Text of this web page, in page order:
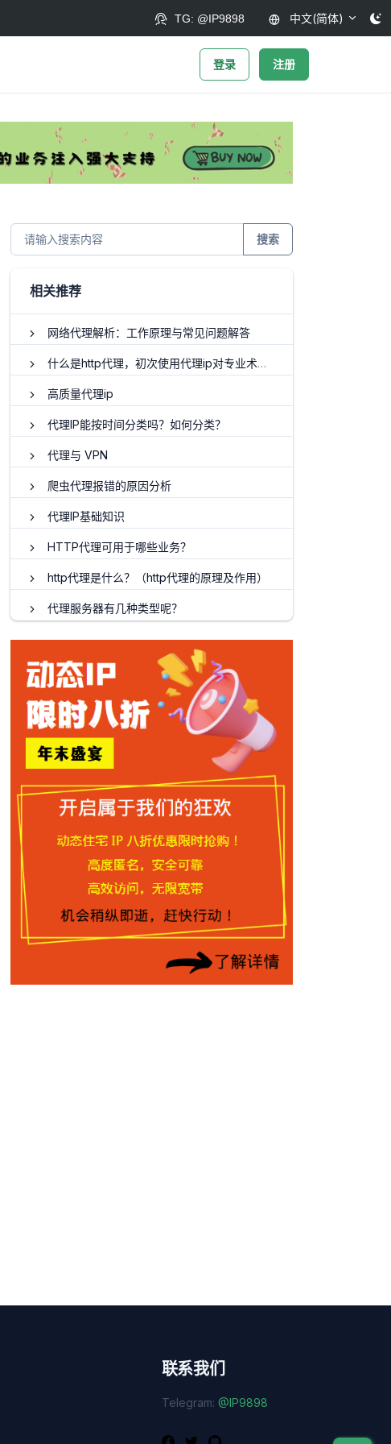
TG: @IP9898 中文(简体)
登录 注册
搜索
相关推荐
网络代理解析：工作原理与常见问题解答
什么是http代理，初次使用代理ip对专业术语听不懂，5分钟带你入门
高质量代理ip
代理IP能按时间分类吗？如何分类？
代理与 VPN
爬虫代理报错的原因分析
代理IP基础知识
HTTP代理可用于哪些业务？
http代理是什么？（http代理的原理及作用）
代理服务器有几种类型呢？
联系我们
Telegram: @IP9898